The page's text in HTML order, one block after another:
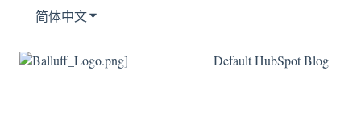
简体中文显示翻译的子菜单
Default HubSpot Blog